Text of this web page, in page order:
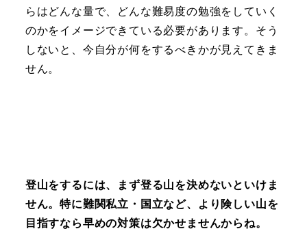
らはどんな量で、どんな難易度の勉強をしていく
のかをイメージできている必要があります。そう
しないと、今自分が何をするべきかが見えてきま
せん。
登山をするには、まず登る山を決めないといけま
せん。特に難関私立・国立など、より険しい山を
目指すなら早めの対策は欠かせませんからね。